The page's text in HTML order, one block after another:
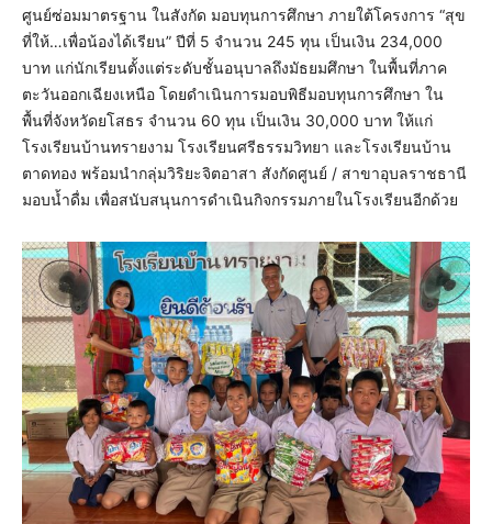
ศูนย์ซ่อมมาตรฐาน ในสังกัด มอบทุนการศึกษา ภายใต้โครงการ “สุข
ที่ให้…เพื่อน้องได้เรียน” ปีที่ 5 จำนวน 245 ทุน เป็นเงิน 234,000
บาท แก่นักเรียนตั้งแต่ระดับชั้นอนุบาลถึงมัธยมศึกษา ในพื้นที่ภาค
ตะวันออกเฉียงเหนือ โดยดำเนินการมอบพิธีมอบทุนการศึกษา ใน
พื้นที่จังหวัดยโสธร จำนวน 60 ทุน เป็นเงิน 30,000 บาท ให้แก่
โรงเรียนบ้านทรายงาม โรงเรียนศรีธรรมวิทยา และโรงเรียนบ้าน
ตาดทอง พร้อมนำกลุ่มวิริยะจิตอาสา สังกัดศูนย์ / สาขาอุบลราชธานี
มอบน้ำดื่ม เพื่อสนับสนุนการดำเนินกิจกรรมภายในโรงเรียนอีกด้วย